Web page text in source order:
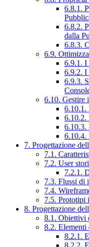
6.8.1.
6.8.2.
dalla
6.8.3.
6.9.
6.9.1. I
6.9.2. I
6.9.3.
6.10. Gestire
6.10.1.
6.10.2.
6.10.3.
6.10.4.
7. Progettazione
7.1.
7.2. User
7.2.1.
7.3. Flussi di
7.4.
7.5. Prototipi
8. Progettazione
8.1. Obiettivi
8.2. Elementi
8.2.1.
8.2.2.